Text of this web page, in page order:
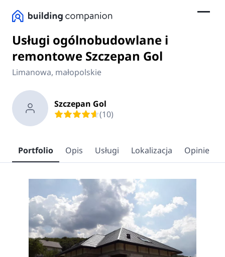
Usługi ogólnobudowlane i
remontowe Szczepan Gol
Limanowa, małopolskie
Szczepan Gol
(10)
Portfolio Opis Usługi Lokalizacja Opinie